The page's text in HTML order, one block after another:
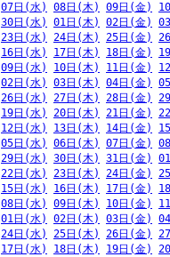
07日(水) 08日(木) 09日(金)
30日(水) 01日(木) 02日(金)
23日(水) 24日(木) 25日(金)
16日(水) 17日(木) 18日(金)
09日(水) 10日(木) 11日(金)
02日(水) 03日(木) 04日(金)
26日(水) 27日(木) 28日(金)
19日(水) 20日(木) 21日(金)
12日(水) 13日(木) 14日(金)
05日(水) 06日(木) 07日(金)
29日(水) 30日(木) 31日(金)
22日(水) 23日(木) 24日(金)
15日(水) 16日(木) 17日(金)
08日(水) 09日(木) 10日(金)
01日(水) 02日(木) 03日(金)
24日(水) 25日(木) 26日(金)
17日(水) 18日(木) 19日(金)